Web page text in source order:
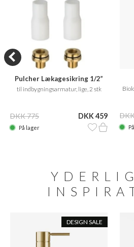
Pulcher Lækagesikring 1/2”
til indbygningsarmatur, lige, 2 stk
DKK 775 DKK 459
På lager
DESIGN SALE